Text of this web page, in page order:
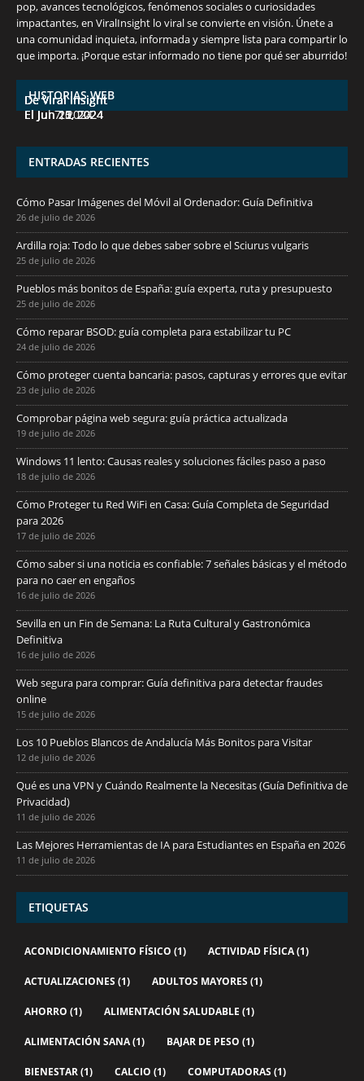
pop, avances tecnológicos, fenómenos sociales o curiosidades
impactantes, en ViralInsight lo viral se convierte en visión. Únete a
una comunidad inquieta, informada y siempre lista para compartir lo
que importa. ¡Porque estar informado no tiene por qué ser aburrido!
HISTORIAS WEB
7 frutas ricas en calcio para mantener la
De Viral Insight
El Jul 7, 2024
España en julio: Playas de ensueño,
De Viral Insight
El Jun 23, 2024
Funciones ocultas del iPhone que no
De Viral Insight
El Jun 20, 2024
Descubre las 10 criptomonedas con mayor
De Viral Insight
El Jun 15, 2024
¡Derrota el calor, no tus objetivos de
De Viral Insight
El Jun 11, 2024
ENTRADAS RECIENTES
Cómo Pasar Imágenes del Móvil al Ordenador: Guía Definitiva
26 de julio de 2026
Ardilla roja: Todo lo que debes saber sobre el Sciurus vulgaris
25 de julio de 2026
Pueblos más bonitos de España: guía experta, ruta y presupuesto
25 de julio de 2026
Cómo reparar BSOD: guía completa para estabilizar tu PC
24 de julio de 2026
Cómo proteger cuenta bancaria: pasos, capturas y errores que evitar
23 de julio de 2026
Comprobar página web segura: guía práctica actualizada
19 de julio de 2026
Windows 11 lento: Causas reales y soluciones fáciles paso a paso
18 de julio de 2026
Cómo Proteger tu Red WiFi en Casa: Guía Completa de Seguridad
para 2026
17 de julio de 2026
Cómo saber si una noticia es confiable: 7 señales básicas y el método
para no caer en engaños
16 de julio de 2026
Sevilla en un Fin de Semana: La Ruta Cultural y Gastronómica
Definitiva
16 de julio de 2026
Web segura para comprar: Guía definitiva para detectar fraudes
online
15 de julio de 2026
Los 10 Pueblos Blancos de Andalucía Más Bonitos para Visitar
12 de julio de 2026
Qué es una VPN y Cuándo Realmente la Necesitas (Guía Definitiva de
Privacidad)
11 de julio de 2026
Las Mejores Herramientas de IA para Estudiantes en España en 2026
11 de julio de 2026
ETIQUETAS
ACONDICIONAMIENTO FÍSICO (1) ACTIVIDAD FÍSICA(1)
ACTUALIZACIONES (1) ADULTOS MAYORES (1)
AHORRO (1) ALIMENTACIÓN SALUDABLE (1)
ALIMENTACIÓN SANA(1) BAJAR DE PESO (1)
BIENESTAR(1) CALCIO (1) COMPUTADORAS (1)